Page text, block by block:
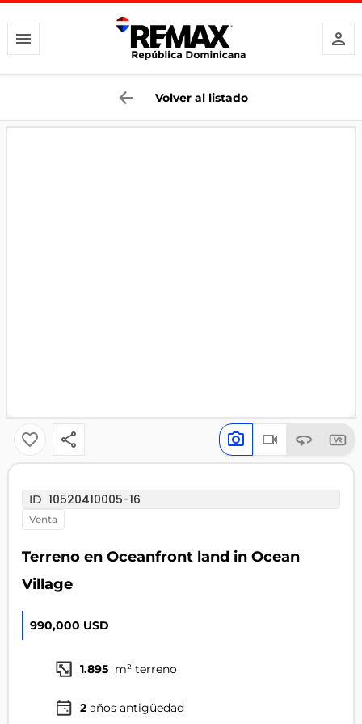
Volver al listado
ID 10520410005-16
venta
Terreno en Oceanfront land in Ocean
Village
990,000 USD
1.895 m² terreno
2 años antigüedad